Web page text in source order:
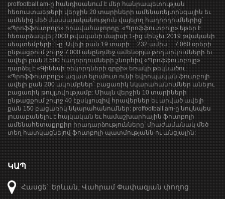
proffootball.am-ը հանդիսանում է մեր հանրապետության
հեռուստաեթերի վերջին 20 տարիների ամենառեյտինգային եւ
ամենից մեծ մասսայականություն վայելող հաղորդումներից՝
«Պրոֆֆուտբոլի» իրավահաջորդը: «Պրոֆֆուտբոլը» եթեր է
հեռարձակվել 2000 թվականի մայիսի 1-ից մինչեւ 2019 թվականի
սեպտեմբերի 1-ը: Ավելի քան 19 տարի ... 232 ամիս ... 7.060 օրերի
ընթացքում շուրջ 7.000 անընդմեջ ամենօրյա թողարկումների եւ
ավելի քան 8.500 հաղորդումների շնորհիվ «Պրոֆֆուտբոլը»
դարձել է «Գինեսի ռեկորդների գրքի» եռակի թեկնածու:
«Պրոֆֆուտբոլը» ազատ ելումուտ ունի եվրոպական ֆուտբոլի
ավելի քան 200 ակումբներ` բացառիկ նկարահանումներ անելու
բացառիկ թույլտվությամբ: Միայն վերջին 10 տարիների
ընթացքում շուրջ 40 էքսկլյուզիվ հրավերներ եւ արված ավելի
քան 150 բացառիկ նկարահանումներ: proffootball.am-ը նույնպես
լուսաբանելու է հայկական եւ համաշխարհային ֆուտբոլի
ամենահետաքրքիր իրադարձությունները՝ միաժամանակ մեծ
տեղ հատկացնելով ֆուտբոլի պատմությանն ու անցյալին:
ԿԱՊ
Հասցե` Երևան, Վահրամ Փափազյան փողոց